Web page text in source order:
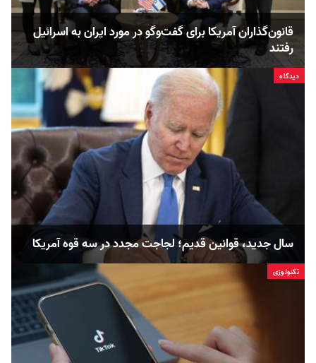
قانون‌گذاران آمریکا برای گفت‌و‌گو در مورد ایران به اسرائیل
رفتند
دیدگاه
سال جدید، قوانین قدیم؛ لجاجت مجدد در سه قوه آمریکا
تکنولوژی